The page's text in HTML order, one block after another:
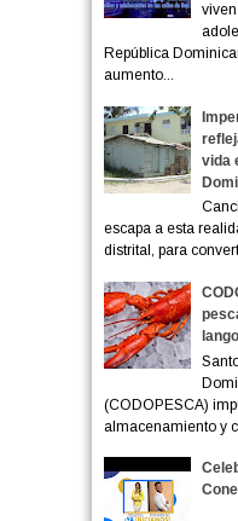
República
aumento...
vida
escapa a esta
distrital, para
(CODOPESCA)
almacenamiento y